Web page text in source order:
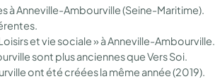
à Anneville-Ambourville (Seine-Maritime).
et vie sociale » à Anneville-Ambourville.
sont plus anciennes que Vers Soi.
ont été créées la même année (2019).